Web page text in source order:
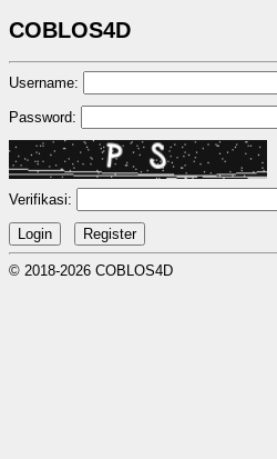
COBLOS4D
Username:
Password:
Verifikasi:
© 2018-2026 COBLOS4D